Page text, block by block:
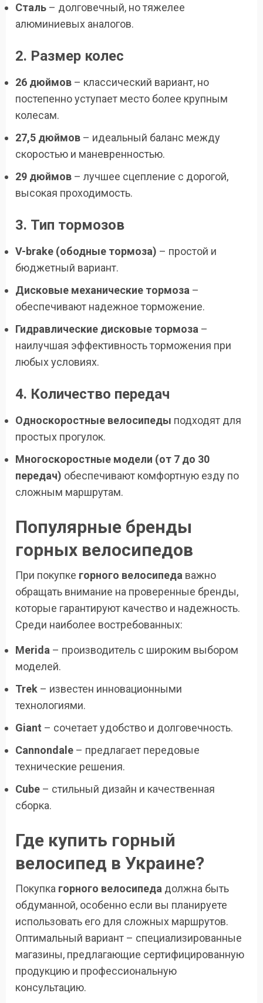
Сталь – долговечный, но тяжелее
алюминиевых аналогов.
2. Размер колес
26 дюймов – классический вариант, но
постепенно уступает место более крупным
колесам.
27,5 дюймов – идеальный баланс между
скоростью и маневренностью.
29 дюймов – лучшее сцепление с дорогой,
высокая проходимость.
3. Тип тормозов
V-brake (ободные тормоза) – простой и
бюджетный вариант.
Дисковые механические тормоза –
обеспечивают надежное торможение.
Гидравлические дисковые тормоза –
наилучшая эффективность торможения при
любых условиях.
4. Количество передач
Односкоростные велосипеды подходят для
простых прогулок.
Многоскоростные модели (от 7 до 30
передач) обеспечивают комфортную езду по
сложным маршрутам.
Популярные бренды
горных велосипедов
При покупке горного велосипеда важно
обращать внимание на проверенные бренды,
которые гарантируют качество и надежность.
Среди наиболее востребованных:
Merida – производитель с широким выбором
моделей.
Trek – известен инновационными
технологиями.
Giant – сочетает удобство и долговечность.
Cannondale – предлагает передовые
технические решения.
Cube – стильный дизайн и качественная
сборка.
Где купить горный
велосипед в Украине?
Покупка горного велосипеда должна быть
обдуманной, особенно если вы планируете
использовать его для сложных маршрутов.
Оптимальный вариант – специализированные
магазины, предлагающие сертифицированную
продукцию и профессиональную
консультацию.